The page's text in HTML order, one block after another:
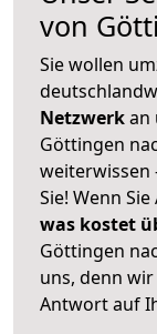
von
Sie wollen
Netzwerkan
Göttingen
weiterwissen
Sie! Wenn
was kostet
Göttingen
uns, denn
Antwort auf